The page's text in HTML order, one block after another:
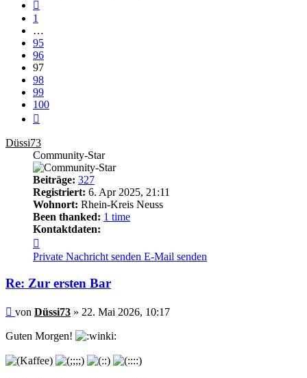
1
…
95
96
97
98
99
100
Düssi73
Community-Star
Beiträge: 327
Registriert: 6. Apr 2025, 21:11
Wohnort: Rhein-Kreis Neuss
Been thanked: 1 time
Kontaktdaten:
von
Düssi73
Private Nachricht senden E-Mail senden
Re: Zur ersten Bar
Beitrag
von Düssi73 » 22. Mai 2026, 10:17
Guten Morgen!